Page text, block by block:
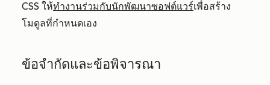
CSS ให้ทำงานร่วมกับนักพัฒนาซอฟต์แวร์เพื่อสร้าง
โมดูลที่กำหนดเอง
ข้อจำกัดและข้อพิจารณา